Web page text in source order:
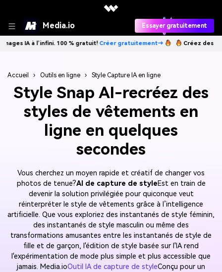
Media.io Essayer gratuitement
l’infini. 100 % gratuit! Créer gratuitement→ Créez des images IA à
Accueil › Outils en ligne › Style Capture IA en ligne
Style Snap AI-recréez des
styles de vêtements en
ligne en quelques
secondes
Vous cherchez un moyen rapide et créatif de changer vos
photos de tenue?AI de capture de styleEst en train de
devenir la solution privilégiée pour quiconque veut
réinterpréter le style de vêtements grâce à l’intelligence
artificielle. Que vous exploriez des instantanés de style féminin,
des instantanés de style masculin ou même des
transformations amusantes entre les instantanés de style de
fille et de garçon, l'édition de style basée sur l'IA rend
l'expérimentation de mode plus simple et plus accessible que
jamais. Media.ioOutil IA de capture de styleConçu pour un